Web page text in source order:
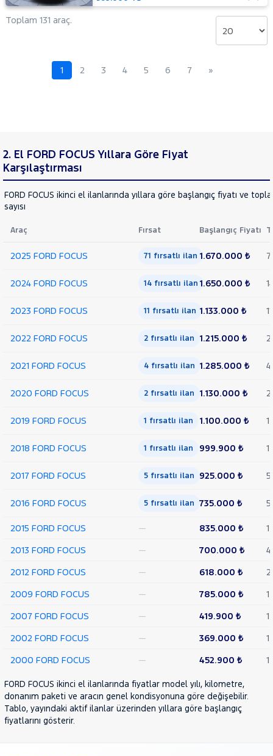
Mustang
Mach-E
RANGER
JOURNEY
TOURNEO
CUSTOM
TRANSIT
Foton
HYUNDAI
ISUZU
Jaecoo
JEEP
LANCIA
MAN
MERCEDES-
BENZ
MINI
MITSUBISHI
NISSAN
OPEL
PEUGEOT
SKODA
SSANGYONG
SUBARU
TESLA
TOYOTA
TRAKTÖR
Toplam 131 araç.
1 2 3 4 5 6 7 »
2. El FORD FOCUS Yıllara Göre Fiyat
Karşılaştırması
FORD FOCUS ikinci el ilanlarında yıllara göre başlangıç fiyatı ve
sayısı
Araç Fırsat Başlangıç Fiyatı
2025 FORD FOCUS 71 fırsatlı ilan 1.670.000 ₺
2024 FORD FOCUS 14 fırsatlı ilan 1.650.000 ₺
2023 FORD FOCUS 11 fırsatlı ilan 1.133.000 ₺ 11
2022 FORD FOCUS 2 fırsatlı ilan 1.215.000 ₺ 2
2021 FORD FOCUS 4 fırsatlı ilan 1.285.000 ₺ 4
2020 FORD FOCUS 2 fırsatlı ilan 1.130.000 ₺ 2
2019 FORD FOCUS 1 fırsatlı ilan 1.100.000 ₺ 1
2018 FORD FOCUS 1 fırsatlı ilan 999.900 ₺ 1
2017 FORD FOCUS 5 fırsatlı ilan 925.000 ₺ 5
2016 FORD FOCUS 5 fırsatlı ilan 735.000 ₺ 5
2015 FORD FOCUS — 835.000 ₺
1
2013 FORD FOCUS
— 700.000 ₺
4
2012 FORD FOCUS
— 618.000 ₺
2
2009 FORD FOCUS
— 785.000 ₺
1
2007 FORD FOCUS
— 419.900 ₺
1
2002 FORD FOCUS
— 369.000 ₺
1
2000 FORD FOCUS
— 452.900 ₺ 1
FORD FOCUS ikinci el ilanlarında fiyatlar model yılı, kilometre,
donanım paketi ve aracın genel kondisyonuna göre değişebilir.
Tablo, yayındaki aktif ilanlar üzerinden yıllara göre başlangıç
fiyatlarını gösterir.